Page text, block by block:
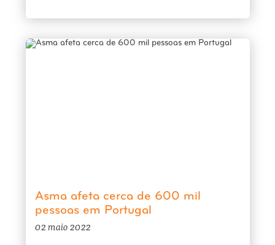
Asma afeta cerca de 600 mil
pessoas em Portugal
02 maio 2022